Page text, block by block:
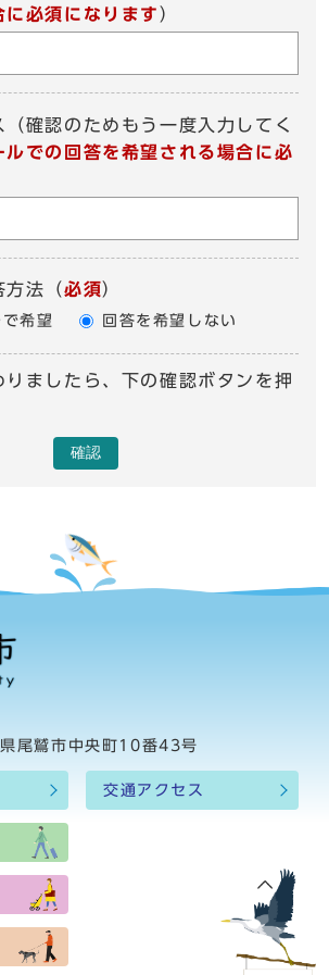
必須になります ）
（確認のためもう一度入力してく
ルでの回答を希望される場合に必
方法 （必須）
希望 回答を希望しない
りましたら、下の確認ボタンを押
確認
尾鷲市中央町10番43号
交通アクセス